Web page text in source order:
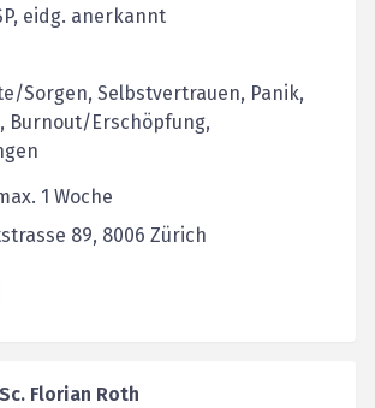
eidg. anerkannt
Sorgen, Selbstvertrauen, Panik,
Burnout/Erschöpfung,
1 Woche
89, 8006 Zürich
Florian Roth